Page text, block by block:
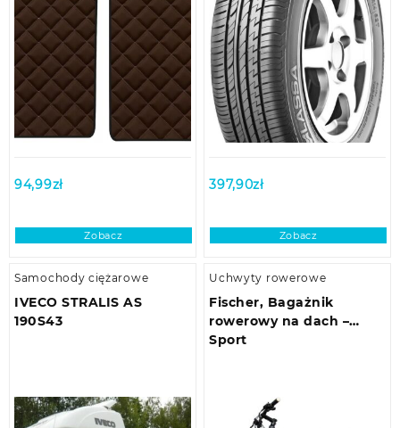
94,99zł
Zobacz
397,90zł
Zobacz
Samochody ciężarowe
IVECO STRALIS AS
190S43
Uchwyty rowerowe
Fischer, Bagażnik
rowerowy na dach –
Sport